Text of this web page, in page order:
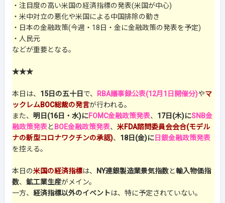
・注目度の高い米国の経済指標の発表(米国が中心)
・米中対立の悪化や米国による中国排除の動き
・日本の金融政策(今週・18日・金に金融政策の発表を予定)
・人民元
などが重要となる。
★★★
本日は、 15日の五十日 で、 RBA議事録公表(12月1日開催分)やマ
ックレムBOC総裁の発言が行われる。
また、 明日(16日・水)にFOMC金融政策発表、 17日(木)にSNB金
融政策発表と BOE金融政策発表、 米FDA諮問委員会会合(モデル
ナの新型コロナワクチンの承認)、 18日(金)に 日銀金融政策発表
を控える。
本日の米国の経済指標は、 NY連銀製造業景気指数と輸入物価指
数、 鉱工業生産がメイン。
一方、 経済指標以外のイベントは、特に予定されていない。